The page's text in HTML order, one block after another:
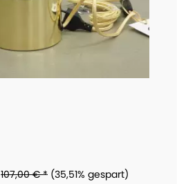
107,00 € * (35,51% gespart)